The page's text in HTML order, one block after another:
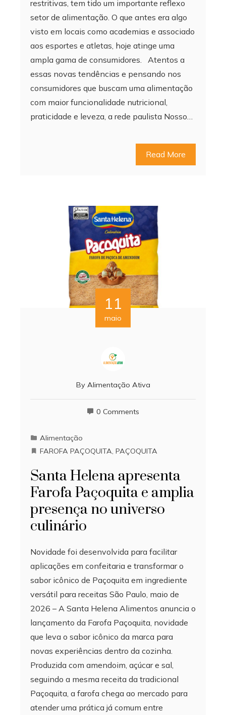
restritivas, tem tido um importante reflexo
setor de alimentação. O que antes era algo
visto em locais como academias e associado
aos esportes e atletas, hoje atinge uma
ampla gama de consumidores. Atentos a
essas novas tendências e pensando nos
consumidores que buscam uma alimentação
com maior funcionalidade nutricional,
praticidade e leveza, a rede paulista Nosso…
Read More
11
maio
By Alimentação Ativa
0 Comments
Alimentação
FAROFA PAÇOQUITA, PAÇOQUITA
Santa Helena apresenta
Farofa Paçoquita e amplia
presença no universo
culinário
Novidade foi desenvolvida para facilitar
aplicações em confeitaria e transformar o
sabor icônico de Paçoquita em ingrediente
versátil para receitas São Paulo, maio de
2026 – A Santa Helena Alimentos anuncia o
lançamento da Farofa Paçoquita, novidade
que leva o sabor icônico da marca para
novas experiências dentro da cozinha.
Produzida com amendoim, açúcar e sal,
seguindo a mesma receita da tradicional
Paçoquita, a farofa chega ao mercado para
atender uma prática já comum entre